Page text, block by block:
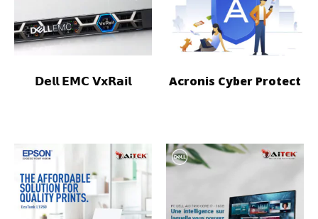
𝗗𝗲𝗹𝗹 𝗘𝗠𝗖 𝗩𝘅𝗥𝗮𝗶𝗹 Acronis Cyber Protect